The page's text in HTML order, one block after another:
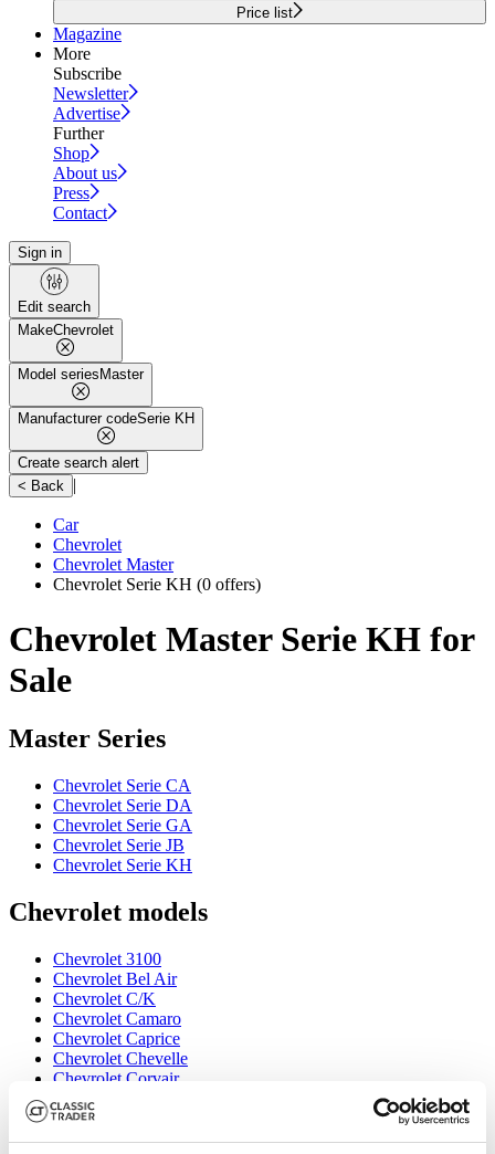
Price list
Magazine
More
Subscribe
Newsletter
Advertise
Further
Shop
About us
Press
Contact
Sign in
Edit search
MakeChevrolet
Model series Master
Manufacturer codeSerie KH
Create search alert
< Back |
Car
Chevrolet
Chevrolet Master
Chevrolet Serie KH (0 offers)
Chevrolet Master Serie KH for
Sale
Master Series
Chevrolet Serie CA
Chevrolet Serie DA
Chevrolet Serie GA
Chevrolet Serie JB
Chevrolet Serie KH
Chevrolet models
Chevrolet 3100
Chevrolet Bel Air
Chevrolet C/K
Chevrolet Camaro
Chevrolet Caprice
Chevrolet Chevelle
Chevrolet Corvair
Chevrolet Corvette
Chevrolet El Camino
Chevrolet Impala